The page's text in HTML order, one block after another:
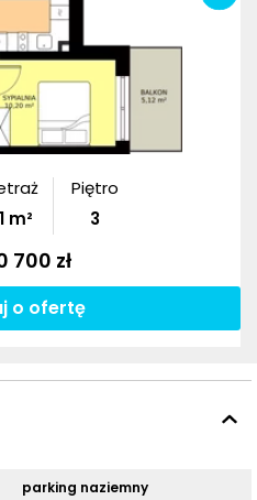
m²
Piętro
3
700 zł
o ofertę
parking naziemny